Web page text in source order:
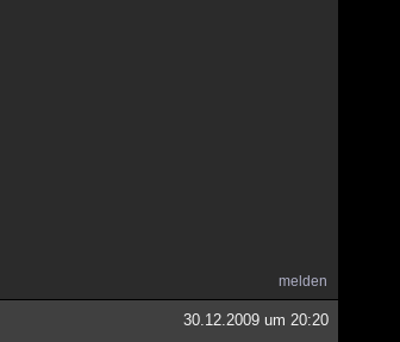
melden
30.12.2009 um 20:20